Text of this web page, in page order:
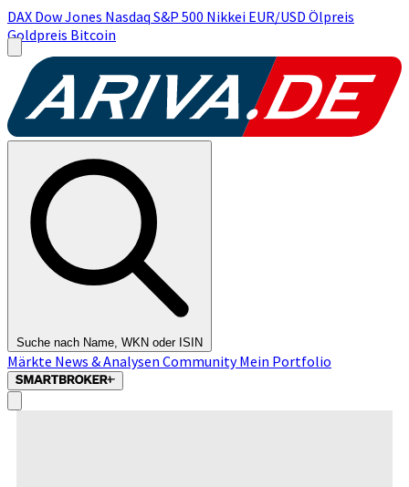
DAX Dow Jones Nasdaq S&P 500 Nikkei EUR/USD Ölpreis
Goldpreis Bitcoin
Suche nach Name, WKN oder ISIN
Märkte News & Analysen CommunityMein Portfolio